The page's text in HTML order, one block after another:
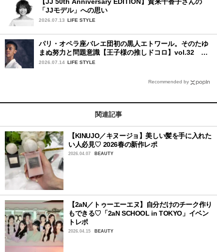
【JJ 50th Anniversary EDITION】賀来千香子さんの
「JJモデル」への思い
2026.07.13 LIFE STYLE
パリ・オペラ座バレエ団初の黒人エトワール。そのたゆ
まぬ努力と問題意識【王子様の推しドコロ】vol.32 ギ
ヨーム・ディオップさん
2026.07.14 LIFE STYLE
Recommended by
関連記事
【KINUJO／キヌージョ】美しい髪を手に入れた
い人必見♡ 2026春の新作レポ
2026.04.07 BEAUTY
【2aN／トゥーエーエヌ】自分だけのチーク作り
もできる♡「2aN SCHOOL in TOKYO」イベン
トレポ
2026.04.15 BEAUTY